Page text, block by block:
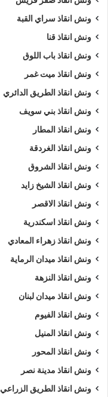
ونش انقاذ سراي القبة
ونش انقاذ قنا
ونش انقاذ باب اللوق
ونش انقاذ ميت غمر
ونش انقاذ الطريق الدائري
ونش انقاذ بني سويف
ونش انقاذ المطار
ونش انقاذ الغردقة
ونش انقاذ الشروق
ونش انقاذ الشيخ زايد
ونش انقاذ الاقصر
ونش انقاذ اسكندرية
ونش انقاذ زهراء المعادي
ونش انقاذ ميدان الرماية
ونش انقاذ النزهة
ونش انقاذ ميدان لبنان
ونش انقاذ الفيوم
ونش انقاذ المنيل
ونش انقاذ المحور
ونش انقاذ مدينة نصر
ونش انقاذ الطريق الزراعي